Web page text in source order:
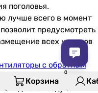
поголовья.
лучше всего в момент
предусмотреть
всех каналов
с обратным
чтобы
воздуха
Корзина